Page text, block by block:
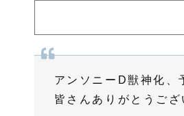
アンソニーD獣神化、
皆さんありがとうご